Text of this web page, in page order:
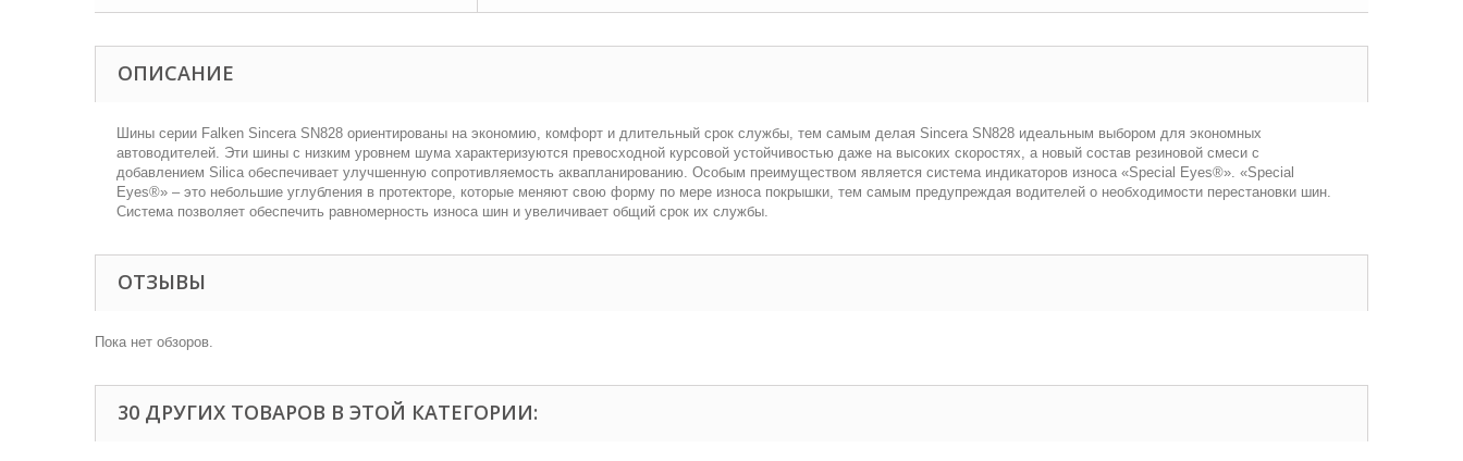
ОПИСАНИЕ
Шины серии Falken Sincera SN828 ориентированы на экономию, комфорт и длительный срок службы, тем самым делая Sincera SN828 идеальным выбором для экономных
автоводителей. Эти шины с низким уровнем шума характеризуются превосходной курсовой устойчивостью даже на высоких скоростях, а новый состав резиновой смеси с
добавлением Silica обеспечивает улучшенную сопротивляемость аквапланированию. Особым преимуществом является система индикаторов износа «Special Eyes®». «Special
Eyes®» – это небольшие углубления в протекторе, которые меняют свою форму по мере износа покрышки, тем самым предупреждая водителей о необходимости перестановки шин.
Система позволяет обеспечить равномерность износа шин и увеличивает общий срок их службы.
ОТЗЫВЫ
Пока нет обзоров.
30 ДРУГИХ ТОВАРОВ В ЭТОЙ КАТЕГОРИИ: